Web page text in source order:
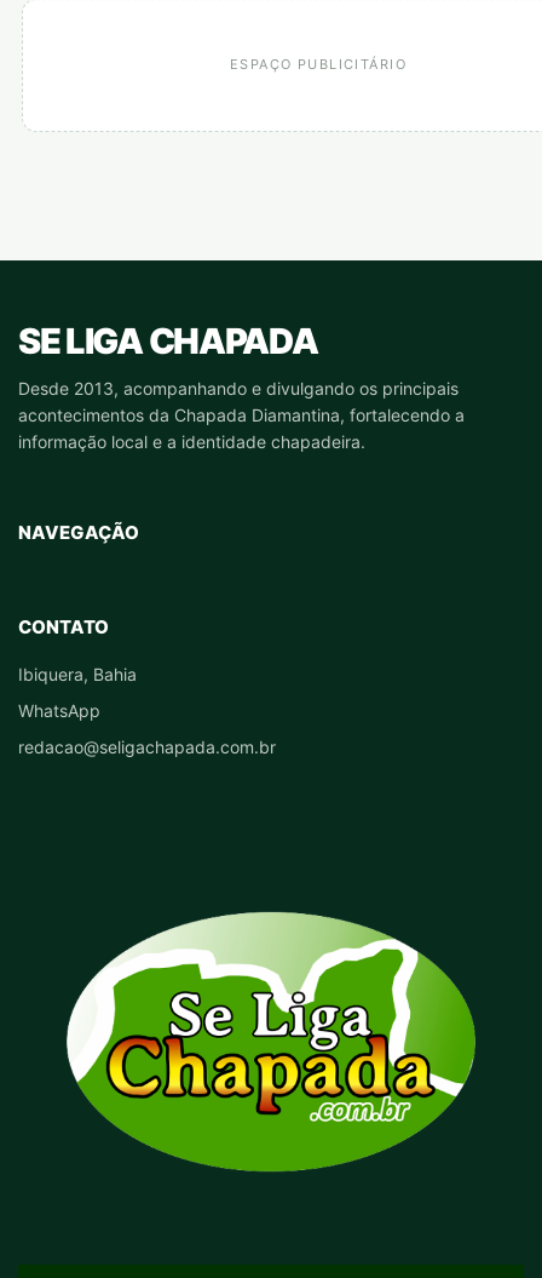
ESPAÇO PUBLICITÁRIO
SE LIGA CHAPADA
Desde 2013, acompanhando e divulgando os principais
acontecimentos da Chapada Diamantina, fortalecendo a
informação local e a identidade chapadeira.
NAVEGAÇÃO
CONTATO
Ibiquera, Bahia
WhatsApp
redacao@seligachapada.com.br